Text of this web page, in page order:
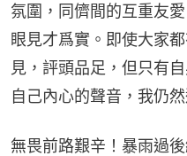
氛圍，同儕間的互重友
眼見才爲實。即使大家
見，評頭品足，但只有
自己內心的聲音，我仍然
無畏前路艱辛！暴雨過